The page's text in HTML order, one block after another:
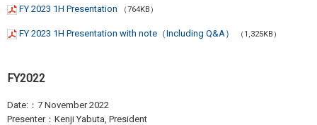
FY 2023 1H Presentation （764KB）
FY 2023 1H Presentation with note（Including Q&A） （1,325KB）
FY2022
Date:：7 November 2022
Presenter：Kenji Yabuta, President